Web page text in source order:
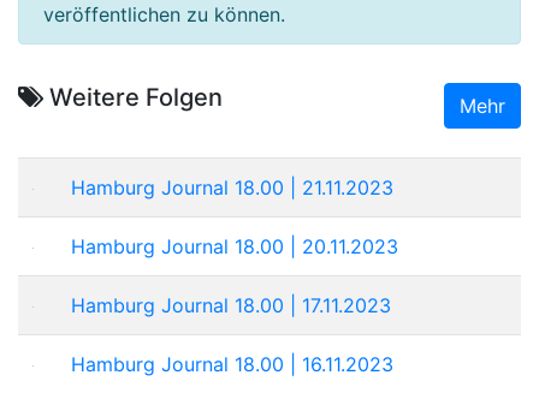
veröffentlichen zu können.
Weitere Folgen Mehr
Hamburg Journal 18.00 | 21.11.2023
Hamburg Journal 18.00 | 20.11.2023
Hamburg Journal 18.00 | 17.11.2023
Hamburg Journal 18.00 | 16.11.2023